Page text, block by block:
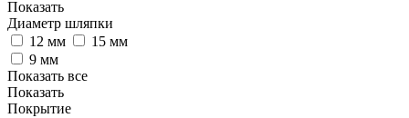
Показать
Диаметр шляпки
12 мм
15 мм
9 мм
Показать все
Показать
Покрытие